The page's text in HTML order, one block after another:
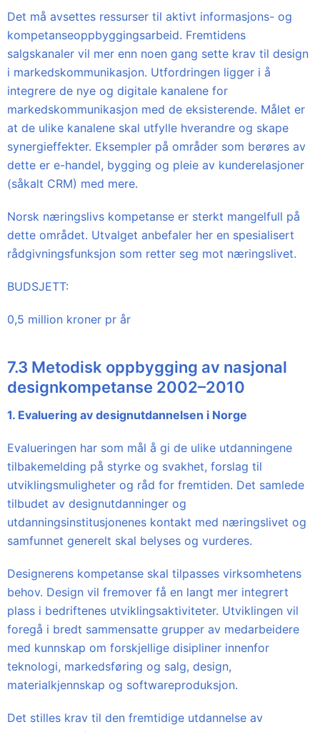
Det må avsettes ressurser til aktivt informasjons- og
kompetanseoppbyggingsarbeid. Fremtidens
salgskanaler vil mer enn noen gang sette krav til design
i markedskommunikasjon. Utfordringen ligger i å
integrere de nye og digitale kanalene for
markedskommunikasjon med de eksisterende. Målet er
at de ulike kanalene skal utfylle hverandre og skape
synergieffekter. Eksempler på områder som berøres av
dette er e-handel, bygging og pleie av kunderelasjoner
(såkalt CRM) med mere.
Norsk næringslivs kompetanse er sterkt mangelfull på
dette området. Utvalget anbefaler her en spesialisert
rådgivningsfunksjon som retter seg mot næringslivet.
BUDSJETT:
0,5 million kroner pr år
7.3 Metodisk oppbygging av nasjonal
designkompetanse 2002–2010
1. Evaluering av designutdannelsen i Norge
Evalueringen har som mål å gi de ulike utdanningene
tilbakemelding på styrke og svakhet, forslag til
utviklingsmuligheter og råd for fremtiden. Det samlede
tilbudet av designutdanninger og
utdanningsinstitusjonenes kontakt med næringslivet og
samfunnet generelt skal belyses og vurderes.
Designerens kompetanse skal tilpasses virksomhetens
behov. Design vil fremover få en langt mer integrert
plass i bedriftenes utviklingsaktiviteter. Utviklingen vil
foregå i bredt sammensatte grupper av medarbeidere
med kunnskap om forskjellige disipliner innenfor
teknologi, markedsføring og salg, design,
materialkjennskap og softwareproduksjon.
Det stilles krav til den fremtidige utdannelse av